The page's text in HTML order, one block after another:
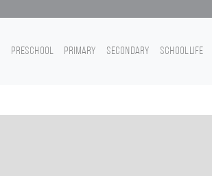
Preschool Primary Secondary School life